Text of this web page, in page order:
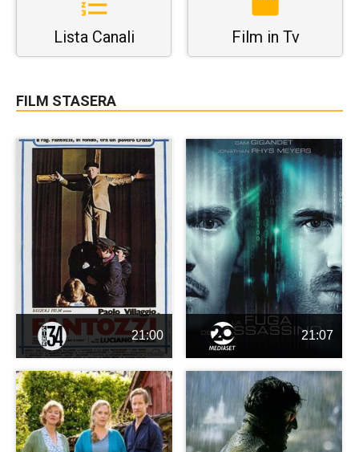
Lista Canali Film in Tv
FILM STASERA
21:00 21:07